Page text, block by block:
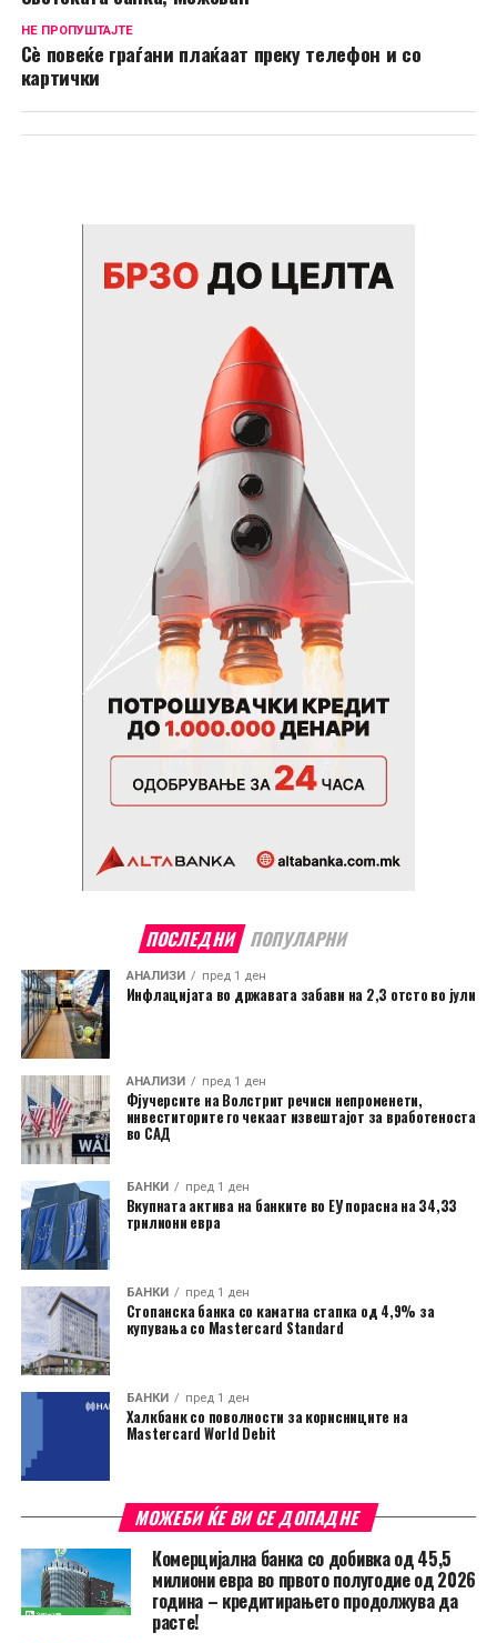
НЕ ПРОПУШТАЈТЕ
Сѐ повеќе граѓани плаќаат преку телефон и со
картички
ПОСЛЕДНИ ПОПУЛАРНИ
АНАЛИЗИ пред 1 ден
Инфлацијата во државата забави на 2,3 отсто во јули
АНАЛИЗИ пред 1 ден
Фјучерсите на Волстрит речиси непроменети,
инвеститорите го чекаат извештајот за вработеноста
во САД
БАНКИ пред 1 ден
Вкупната актива на банките во ЕУ порасна на 34,33
трилиони евра
БАНКИ пред 1 ден
Стопанска банка со каматна стапка од 4,9% за
купувања со Mastercard Standard
БАНКИ пред 1 ден
Халкбанк со поволности за корисниците на
Mastercard World Debit
МОЖЕБИ ЌЕ ВИ СЕ ДОПАДНЕ
Комерцијална банка со добивка од 45,5
милиони евра во првото полугодие од 2026
година – кредитирањето продолжува да
расте!